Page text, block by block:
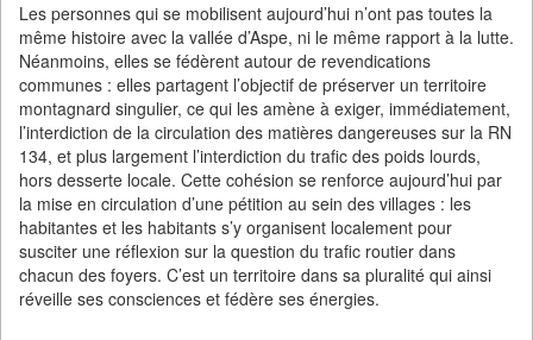
Les personnes qui se mobilisent aujourd’hui n’ont pas toutes la
même histoire avec la vallée d’Aspe, ni le même rapport à la lutte.
Néanmoins, elles se fédèrent autour de revendications
communes : elles partagent l’objectif de préserver un territoire
montagnard singulier, ce qui les amène à exiger, immédiatement,
l’interdiction de la circulation des matières dangereuses sur la RN
134, et plus largement l’interdiction du trafic des poids lourds,
hors desserte locale. Cette cohésion se renforce aujourd’hui par
la mise en circulation d’une pétition au sein des villages : les
habitantes et les habitants s’y organisent localement pour
susciter une réflexion sur la question du trafic routier dans
chacun des foyers. C’est un territoire dans sa pluralité qui ainsi
réveille ses consciences et fédère ses énergies.